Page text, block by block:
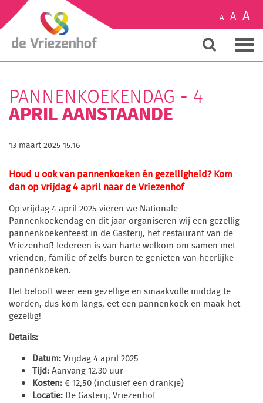
A A A
PANNENKOEKENDAG - 4
APRIL AANSTAANDE
13 maart 2025 15:16
Houd u ook van pannenkoeken én gezelligheid? Kom
dan op vrijdag 4 april naar de Vriezenhof
Op vrijdag 4 april 2025 vieren we Nationale
Pannenkoekendag en dit jaar organiseren wij een gezellig
pannenkoekenfeest in de Gasterij, het restaurant van de
Vriezenhof! Iedereen is van harte welkom om samen met
vrienden, familie of zelfs buren te genieten van heerlijke
pannenkoeken.
Het belooft weer een gezellige en smaakvolle middag te
worden, dus kom langs, eet een pannenkoek en maak het
gezellig!
Details:
Datum:Vrijdag 4 april 2025
Tijd:Aanvang 12.30 uur
Kosten:€ 12,50 (inclusief een drankje)
Locatie: De Gasterij, Vriezenhof